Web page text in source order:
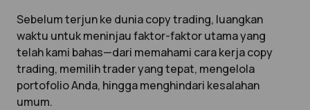
Sebelum terjun ke dunia copy trading, luangkan
waktu untuk meninjau faktor-faktor utama yang
telah kami bahas—dari memahami cara kerja copy
trading, memilih trader yang tepat, mengelola
portofolio Anda, hingga menghindari kesalahan
umum.